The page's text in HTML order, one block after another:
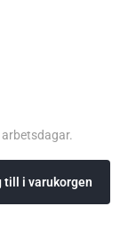
till i varukorgen